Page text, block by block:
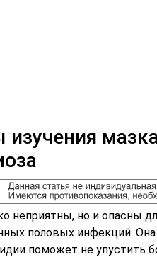
изучения
неприятны, но и опасны
половых инфекций.
поможет не упустить